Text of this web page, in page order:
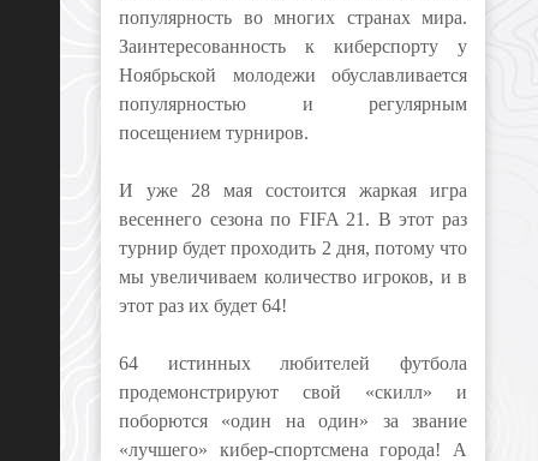
популярность во многих странах мира.
Заинтересованность к киберспорту у
Ноябрьской молодежи обуславливается
популярностью и регулярным
посещением турниров.
И уже 28 мая состоится жаркая игра
весеннего сезона по FIFA 21. В этот раз
турнир будет проходить 2 дня, потому что
мы увеличиваем количество игроков, и в
этот раз их будет 64!
64 истинных любителей футбола
продемонстрируют свой «скилл» и
поборются «один на один» за звание
«лучшего» кибер-спортсмена города! А